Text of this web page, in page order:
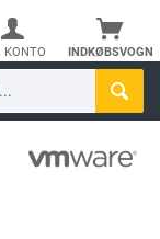
INDKØBSVOGN
KONTO